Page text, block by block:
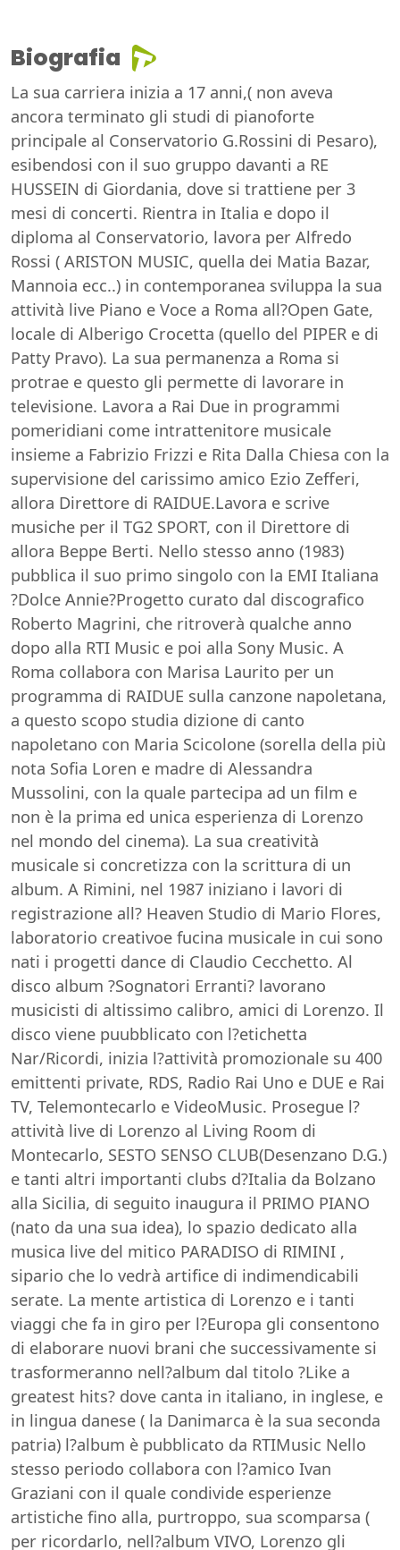
Biografia
La sua carriera inizia a 17 anni,( non aveva
ancora terminato gli studi di pianoforte
principale al Conservatorio G.Rossini di Pesaro),
esibendosi con il suo gruppo davanti a RE
HUSSEIN di Giordania, dove si trattiene per 3
mesi di concerti. Rientra in Italia e dopo il
diploma al Conservatorio, lavora per Alfredo
Rossi ( ARISTON MUSIC, quella dei Matia Bazar,
Mannoia ecc..) in contemporanea sviluppa la sua
attività live Piano e Voce a Roma all?Open Gate,
locale di Alberigo Crocetta (quello del PIPER e di
Patty Pravo). La sua permanenza a Roma si
protrae e questo gli permette di lavorare in
televisione. Lavora a Rai Due in programmi
pomeridiani come intrattenitore musicale
insieme a Fabrizio Frizzi e Rita Dalla Chiesa con la
supervisione del carissimo amico Ezio Zefferi,
allora Direttore di RAIDUE.Lavora e scrive
musiche per il TG2 SPORT, con il Direttore di
allora Beppe Berti. Nello stesso anno (1983)
pubblica il suo primo singolo con la EMI Italiana
?Dolce Annie?Progetto curato dal discografico
Roberto Magrini, che ritroverà qualche anno
dopo alla RTI Music e poi alla Sony Music. A
Roma collabora con Marisa Laurito per un
programma di RAIDUE sulla canzone napoletana,
a questo scopo studia dizione di canto
napoletano con Maria Scicolone (sorella della più
nota Sofia Loren e madre di Alessandra
Mussolini, con la quale partecipa ad un film e
non è la prima ed unica esperienza di Lorenzo
nel mondo del cinema). La sua creatività
musicale si concretizza con la scrittura di un
album. A Rimini, nel 1987 iniziano i lavori di
registrazione all? Heaven Studio di Mario Flores,
laboratorio creativoe fucina musicale in cui sono
nati i progetti dance di Claudio Cecchetto. Al
disco album ?Sognatori Erranti? lavorano
musicisti di altissimo calibro, amici di Lorenzo. Il
disco viene puubblicato con l?etichetta
Nar/Ricordi, inizia l?attività promozionale su 400
emittenti private, RDS, Radio Rai Uno e DUE e Rai
TV, Telemontecarlo e VideoMusic. Prosegue l?
attività live di Lorenzo al Living Room di
Montecarlo, SESTO SENSO CLUB(Desenzano D.G.)
e tanti altri importanti clubs d?Italia da Bolzano
alla Sicilia, di seguito inaugura il PRIMO PIANO
(nato da una sua idea), lo spazio dedicato alla
musica live del mitico PARADISO di RIMINI ,
sipario che lo vedrà artifice di indimendicabili
serate. La mente artistica di Lorenzo e i tanti
viaggi che fa in giro per l?Europa gli consentono
di elaborare nuovi brani che successivamente si
trasformeranno nell?album dal titolo ?Like a
greatest hits? dove canta in italiano, in inglese, e
in lingua danese ( la Danimarca è la sua seconda
patria) l?album è pubblicato da RTIMusic Nello
stesso periodo collabora con l?amico Ivan
Graziani con il quale condivide esperienze
artistiche fino alla, purtroppo, sua scomparsa (
per ricordarlo, nell?album VIVO, Lorenzo gli